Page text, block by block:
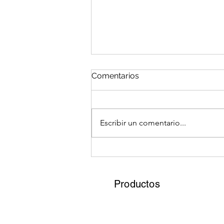
eventos especiales
Comentarios
Escribir un comentario...
Productos